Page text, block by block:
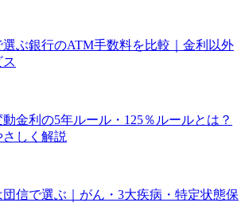
ぶ銀行のATM手数料を比較｜金利以外
金利の5年ルール・125％ルールとは？
しく解説
信で選ぶ｜がん・3大疾病・特定状態保